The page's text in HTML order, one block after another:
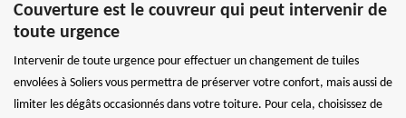
Couverture est le couvreur qui peut intervenir de
toute urgence
Intervenir de toute urgence pour effectuer un changement de tuiles
envolées à Soliers vous permettra de préserver votre confort, mais aussi de
limiter les dégâts occasionnés dans votre toiture. Pour cela, choisissez de